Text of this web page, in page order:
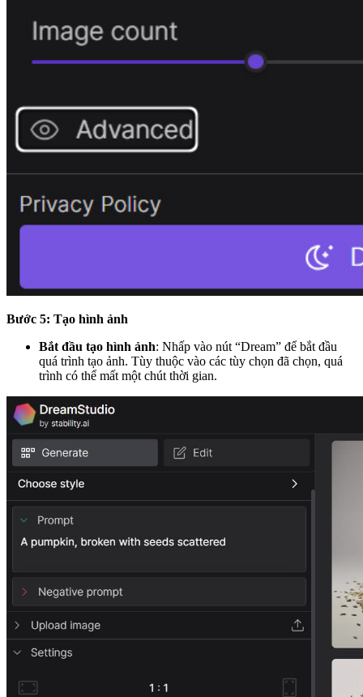
Bước 5: Tạo hình ảnh
Bắt đầu tạo hình ảnh: Nhấp vào nút “Dream” để bắt đầu
quá trình tạo ảnh. Tùy thuộc vào các tùy chọn đã chọn, quá
trình có thể mất một chút thời gian.